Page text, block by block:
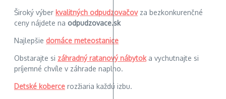
Široký výber kvalitných odpudzovačovza bezkonkurenčné
ceny nájdete na odpudzovace.sk
Najlepšie domáce meteostanice
Obstarajte si záhradný ratanový nábytoka vychutnajte si
príjemné chvíle v záhrade naplno.
Detské koberce rozžiaria každú izbu.